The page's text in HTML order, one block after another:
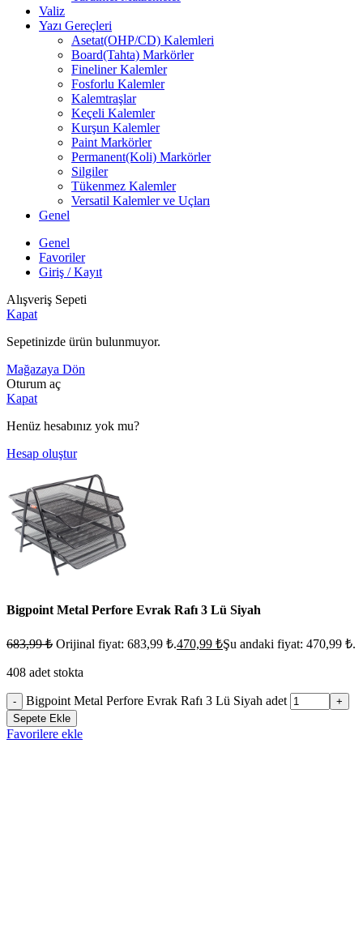
Valiz
Yazı Gereçleri
Asetat(OHP/CD) Kalemleri
Board(Tahta) Markörler
Fineliner Kalemler
Fosforlu Kalemler
Kalemtraşlar
Keçeli Kalemler
Kurşun Kalemler
Paint Markörler
Permanent(Koli) Markörler
Silgiler
Tükenmez Kalemler
Versatil Kalemler ve Uçları
Genel
Genel
Favoriler
Giriş / Kayıt
Alışveriş Sepeti
Kapat
Sepetinizde ürün bulunmuyor.
Mağazaya Dön
Oturum aç
Kapat
Henüz hesabınız yok mu?
Hesap oluştur
Bigpoint Metal Perfore Evrak Rafı 3 Lü Siyah
683,99₺ Orijinal fiyat: 683,99 ₺.470,99 ₺Şu andaki fiyat: 470,99 ₺.
408 adet stokta
- Bigpoint Metal Perfore Evrak Rafı 3 Lü Siyah adet
+
Sepete Ekle
Favorilere ekle